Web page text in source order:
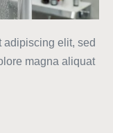
adipiscing elit, sed
magna aliquat